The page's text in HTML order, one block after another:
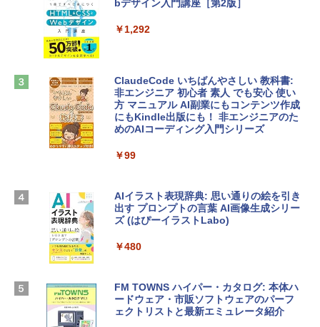
tomtoc 360°保護 15.6 16インチ パソコ
￥2,952
Apple 2026 MacBook Air M5チップ搭載
13インチノートブック：AIとApple Intell
スプレイ、16GBユニファイドメモリ、1
D - ミッドナイト
￥278,800
SSD インテル Core 5
￥129,800
Robloxギフトカード - 1000 Robux 【限
インゲームコード】 ロブロックス |オン
Robloxギフトカード - 2,000 Robux 【限
定バーチャルアイテムを含む】 【オンラ
インゲームコード】 ロブロックス | オン
Microsoft Office Home & Business 202
4(最新 永続版)|オンラインコード版|Wind
Windows版 | Minecraft (マインクラフ
ト): Java & Bedrock Edition | オンライ
bデザイン入門講座［第2版］
￥1,292
ClaudeCode いちばんやさしい 教科書:
非エンジニア 初心者 素人 でも安心 使い
方 マニュアル AI副業にもコンテンツ作成
にもKindle出版にも！ 非エンジニアのた
めのAIコーディング入門シリーズ
￥99
AIイラスト表現辞典: 思い通りの絵を引き
出す プロンプトの言葉 AI画像生成シリー
ズ (はぴーイラストLabo)
￥480
FM TOWNS ハイパー・カタログ: 本体ハ
ードウェア・市販ソフトウェアのパーフ
ェクトリストと最新エミュレータ紹介